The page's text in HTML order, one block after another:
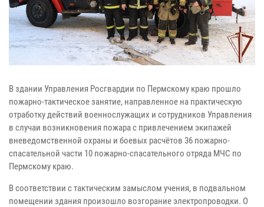
В здании Управления Росгвардии по Пермскому краю прошло
пожарно-тактическое занятие, направленное на практическую
отработку действий военнослужащих и сотрудников Управления
в случаи возникновения пожара с привлечением экипажей
вневедомственной охраны и боевых расчётов 36 пожарно-
спасательной части 10 пожарно-спасательного отряда МЧС по
Пермскому краю.
В соответствии с тактическим замыслом учения, в подвальном
помещении здания произошло возгорание электропроводки. О